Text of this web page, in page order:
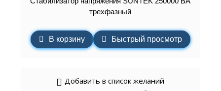
трехфазный
В корзину Быстрый просмотр
Добавить в список желаний